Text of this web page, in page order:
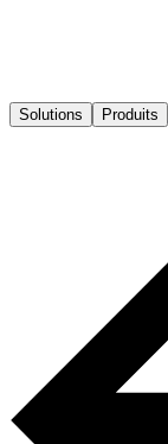
Solutions Produits